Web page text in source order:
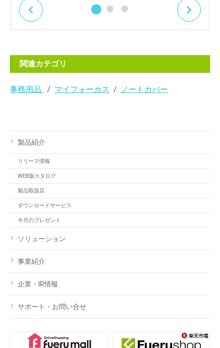
関連カテゴリ
事務用品 マイフォーカス ノートカバー
製品紹介
リリース情報
WEB版カタログ
製品取扱店
ダウンロードサービス
今月のプレゼント
ソリューション
事業紹介
企業・IR情報
サポート・お問い合せ